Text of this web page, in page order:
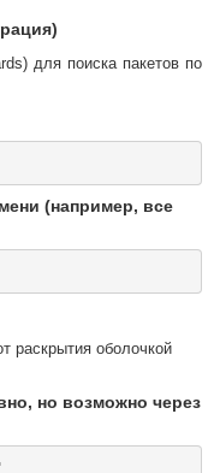
для поиска пакетов по
(например, все
раскрытия оболочкой
но возможно через